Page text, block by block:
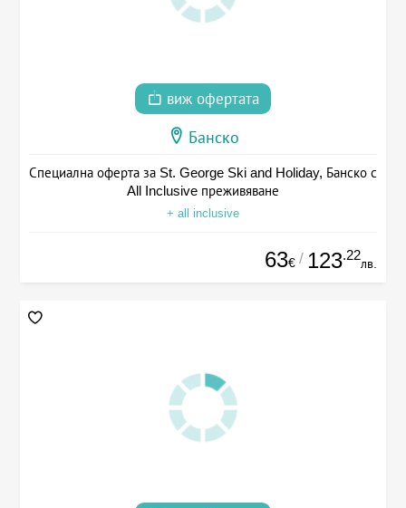
виж офертата
Банско
Специална оферта за St. George Ski and Holiday, Банско с
All Inclusive преживяване
+ all inclusive
63€ / 123.22
лв.